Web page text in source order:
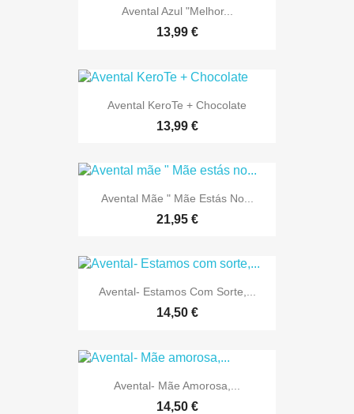
Avental Azul "Melhor...
13,99 €
Avental KeroTe + Chocolate
13,99 €
Avental Mãe " Mãe Estás No...
21,95 €
Avental- Estamos Com Sorte,...
14,50 €
Avental- Mãe Amorosa,...
14,50 €